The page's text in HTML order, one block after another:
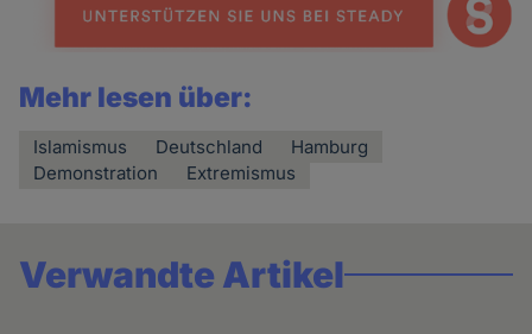
Mehr lesen über:
Islamismus Deutschland
Hamburg
Demonstration
Extremismus
Verwandte Artikel